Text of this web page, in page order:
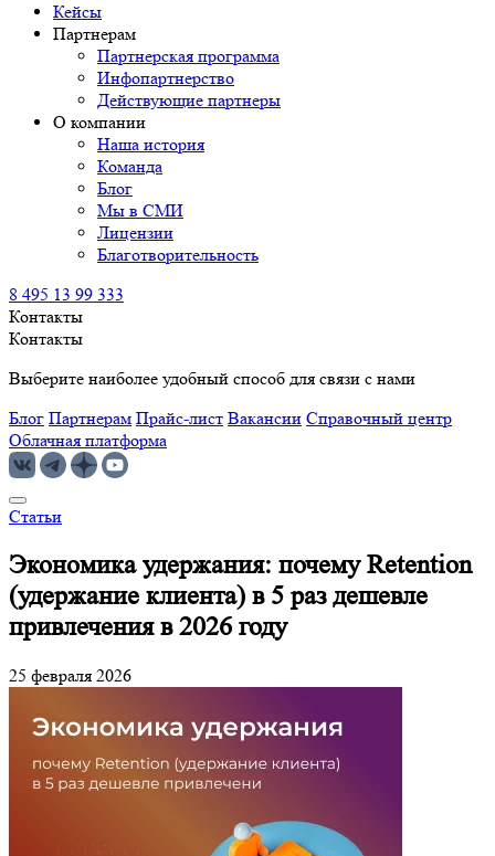
Кейсы
Партнерам
Партнерская программа
Инфопартнерство
Действующие партнеры
О компании
Наша история
Команда
Блог
Мы в СМИ
Лицензии
Благотворительность
8 495 13 99 333
Контакты
Контакты
Выберите наиболее удобный способ для связи с нами
Блог Партнерам Прайс-лист Вакансии Справочный центр
Облачная платформа
Статьи
Экономика удержания: почему Retention
(удержание клиента) в 5 раз дешевле
привлечения в 2026 году
25 февраля 2026